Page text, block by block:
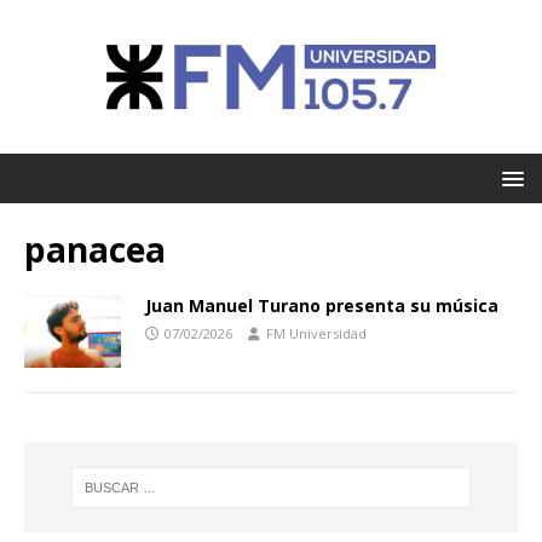
panacea
Juan Manuel Turano presenta su música
07/02/2026 FM Universidad